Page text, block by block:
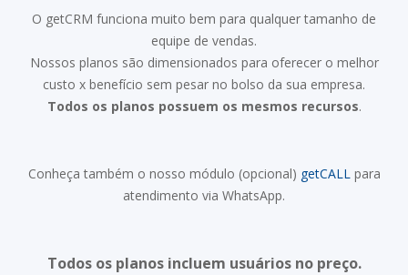
O getCRM funciona muito bem para qualquer tamanho de
equipe de vendas.
Nossos planos são dimensionados para oferecer o melhor
custo x benefício sem pesar no bolso da sua empresa.
Todos os planos possuem os mesmos recursos.
Conheça também o nosso módulo (opcional) getCALLpara
atendimento via WhatsApp.
Todos os planos incluem usuários no preço.